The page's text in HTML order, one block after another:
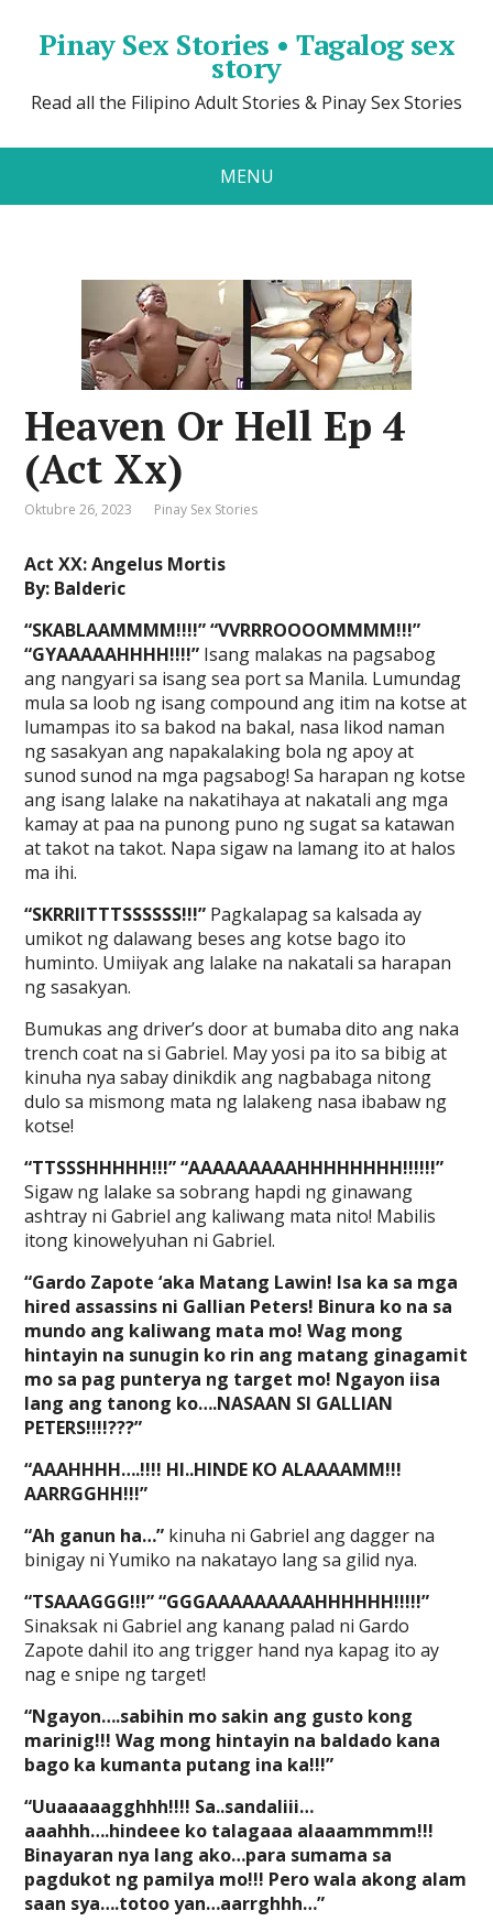
Pinay Sex Stories • Tagalog sex
story
Read all the Filipino Adult Stories & Pinay Sex Stories
MENU
Heaven Or Hell Ep 4
(Act Xx)
Oktubre 26, 2023 Pinay Sex Stories
Act XX: Angelus Mortis
By: Balderic
“SKABLAAMMMM!!!!” “VVRRROOOOMMMM!!!”
“GYAAAAAHHHH!!!!” Isang malakas na pagsabog
ang nangyari sa isang sea port sa Manila. Lumundag
mula sa loob ng isang compound ang itim na kotse at
lumampas ito sa bakod na bakal, nasa likod naman
ng sasakyan ang napakalaking bola ng apoy at
sunod sunod na mga pagsabog! Sa harapan ng kotse
ang isang lalake na nakatihaya at nakatali ang mga
kamay at paa na punong puno ng sugat sa katawan
at takot na takot. Napa sigaw na lamang ito at halos
ma ihi.
“SKRRIITTTSSSSSS!!!” Pagkalapag sa kalsada ay
umikot ng dalawang beses ang kotse bago ito
huminto. Umiiyak ang lalake na nakatali sa harapan
ng sasakyan.
Bumukas ang driver’s door at bumaba dito ang naka
trench coat na si Gabriel. May yosi pa ito sa bibig at
kinuha nya sabay dinikdik ang nagbabaga nitong
dulo sa mismong mata ng lalakeng nasa ibabaw ng
kotse!
“TTSSSHHHHH!!!” “AAAAAAAAAHHHHHHHH!!!!!!”
Sigaw ng lalake sa sobrang hapdi ng ginawang
ashtray ni Gabriel ang kaliwang mata nito! Mabilis
itong kinowelyuhan ni Gabriel.
“Gardo Zapote ‘aka Matang Lawin! Isa ka sa mga
hired assassins ni Gallian Peters! Binura ko na sa
mundo ang kaliwang mata mo! Wag mong
hintayin na sunugin ko rin ang matang ginagamit
mo sa pag punterya ng target mo! Ngayon iisa
lang ang tanong ko….NASAAN SI GALLIAN
PETERS!!!!???”
“AAAHHHH….!!!! HI..HINDE KO ALAAAAMM!!!
AARRGGHH!!!”
“Ah ganun ha…” kinuha ni Gabriel ang dagger na
binigay ni Yumiko na nakatayo lang sa gilid nya.
“TSAAAGGG!!!” “GGGAAAAAAAAAHHHHHH!!!!!”
Sinaksak ni Gabriel ang kanang palad ni Gardo
Zapote dahil ito ang trigger hand nya kapag ito ay
nag e snipe ng target!
“Ngayon….sabihin mo sakin ang gusto kong
marinig!!! Wag mong hintayin na baldado kana
bago ka kumanta putang ina ka!!!”
“Uuaaaaagghhh!!!! Sa..sandaliii…
aaahhh….hindeee ko talagaaa alaaammmm!!!
Binayaran nya lang ako…para sumama sa
pagdukot ng pamilya mo!!! Pero wala akong alam
saan sya….totoo yan…aarrghhh…”